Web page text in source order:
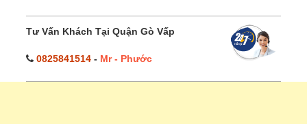
Tư Vấn Khách Tại Quận Gò Vấp
0825841514 - Mr - Phước